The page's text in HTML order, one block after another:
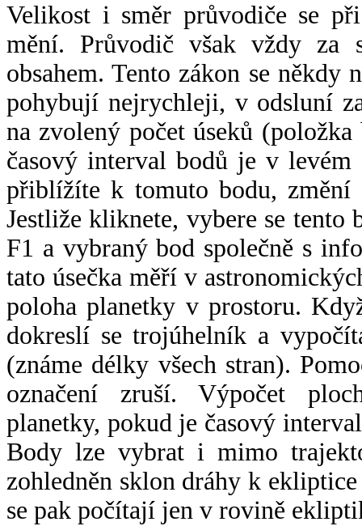
Velikost i směr průvodiče se
mění. Průvodič však vždy za
obsahem. Tento zákon se někdy
pohybují nejrychleji, v odsluní
na zvolený počet úseků
časový interval bodů je v
přiblížíte k tomuto bodu,
Jestliže kliknete, vybere se tento
F1 a vybraný bod společně s
tato úsečka měří v
poloha planetky v prostoru.
dokreslí se trojúhelník a
(známe délky všech stran).
označení zruší. Výpočet
planetky, pokud je časový
Body lze vybrat i mimo
zohledněn sklon dráhy k
se pak počítají jen v rovině